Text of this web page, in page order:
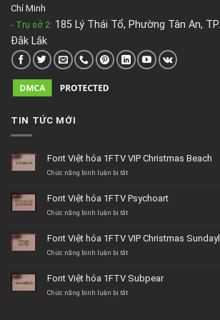
Chí Minh
- Trụ sở 2: 185 Lý Thái Tổ, Phường Tân An,
Đắk Lắk
TIN TỨC MỚI
Font Việt hóa 1FTV VIP Christmas Beach
Chức năng bình luận bị tắtở
hóa
1FTV
Beach
Font Việt hóa 1FTV Psychoart
Chức năng bình luận bị tắtở
hóa
1FTV
Font Việt hóa 1FTV VIP Christmas
Chức năng bình luận bị tắtở
hóa
1FTV
Font Việt hóa 1FTV Subpear
Chức năng bình luận bị tắtở